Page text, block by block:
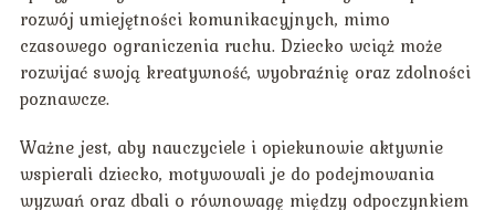
rozwój umiejętności komunikacyjnych, mimo
czasowego ograniczenia ruchu. Dziecko wciąż może
rozwijać swoją kreatywność, wyobraźnię oraz zdolności
poznawcze.
Ważne jest, aby nauczyciele i opiekunowie aktywnie
wspierali dziecko, motywowali je do podejmowania
wyzwań oraz dbali o równowagę między odpoczynkiem